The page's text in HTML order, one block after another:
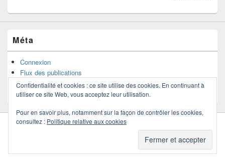
Méta
Connexion
Flux des publications
Flux des commentaires
Site de WordPress-FR
Politique de confidentialité
Thèmes Catch
Confidentialité et cookies : ce site utilise des cookies. En continuant à
utiliser ce site Web, vous acceptez leur utilisation.
Pour en savoir plus, notamment sur la façon de contrôler les cookies,
consultez : Politique relative aux cookies